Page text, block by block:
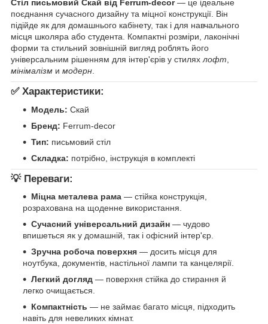
Стіл письмовий Скай від Ferrum-decor— це ідеальне
поєднання сучасного дизайну та міцної конструкції. Він
підійде як для домашнього кабінету, так і для навчального
місця школяра або студента. Компактні розміри, лаконічні
форми та стильний зовнішній вигляд роблять його
універсальним рішенням для інтер'єрів у стилях лофт
мінімалізм и модерн
✅ Характеристики:
Модель: Скай
Бренд: Ferrum-decor
Тип: письмовий стіл
Складка: потрібно, інструкція в комплекті
💡 Переваги:
Міцна металева рама — стійка конструкція,
розрахована на щоденне використання.
Сучасний універсальний дизайн — чудово
впишеться як у домашній, так і офісний інтер'єр.
Зручна робоча поверхня — досить місця для
ноутбука, документів, настільної лампи та канцелярії.
Легкий догляд — поверхня стійка до стирання й
легко очищається.
Компактність — не займає багато місця, підходить
навіть для невеликих кімнат.